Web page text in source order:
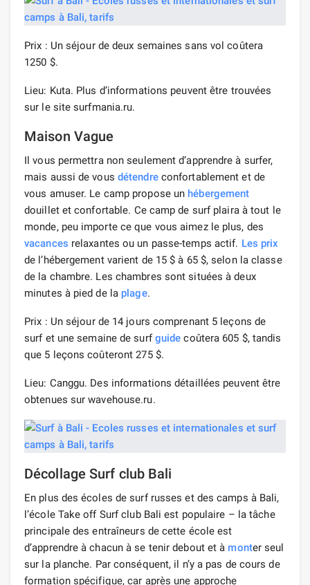
Prix ​​: Un séjour de deux semaines sans vol coûtera
1250 $.
Lieu: Kuta. Plus d’informations peuvent être trouvées
sur le site surfmania.ru.
Maison Vague
Il vous permettra non seulement d’apprendre à surfer,
mais aussi de vous détendreconfortablement et de
vous amuser. Le camp propose un hébergement
douillet et confortable. Ce camp de surf plaira à tout le
monde, peu importe ce que vous aimez le plus, des
vacances relaxantes ou un passe-temps actif. Les prix
de l’hébergement varient de 15 $ à 65 $, selon la classe
de la chambre. Les chambres sont situées à deux
minutes à pied de la plage.
Prix ​​: Un séjour de 14 jours comprenant 5 leçons de
surf et une semaine de surfguide coûtera 605 $, tandis
que 5 leçons coûteront 275 $.
Lieu: Canggu. Des informations détaillées peuvent être
obtenues sur wavehouse.ru.
Décollage Surf club Bali
En plus des écoles de surf russes et des camps à Bali,
l’école Take off Surf club Bali est populaire – la tâche
principale des entraîneurs de cette école est
d’apprendre à chacun à se tenir debout et à monter seul
sur la planche. Par conséquent, il n’y a pas de cours de
formation spécifique, car après une approche